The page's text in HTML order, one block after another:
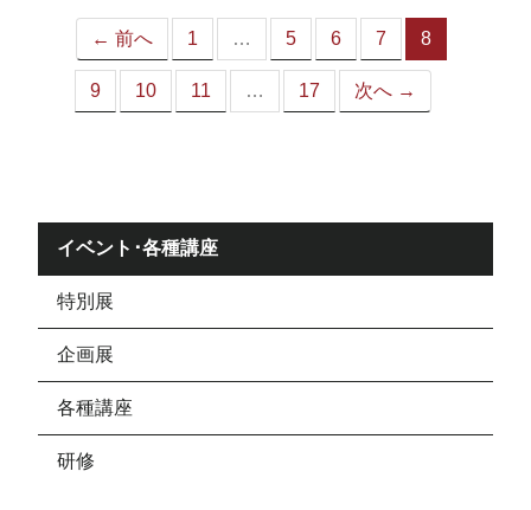
← 前へ 1 … 5 6 7 8
9 10 11 … 17 次へ →
イベント･各種講座
特別展
企画展
各種講座
研修